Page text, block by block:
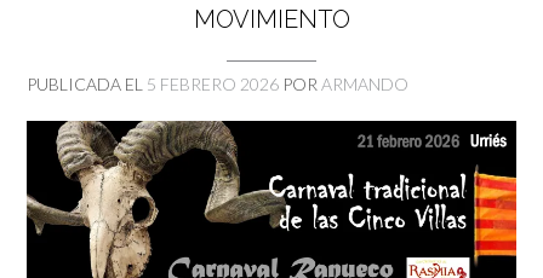
MOVIMIENTO
PUBLICADA EL 5 FEBRERO 2026 POR ARMANDO